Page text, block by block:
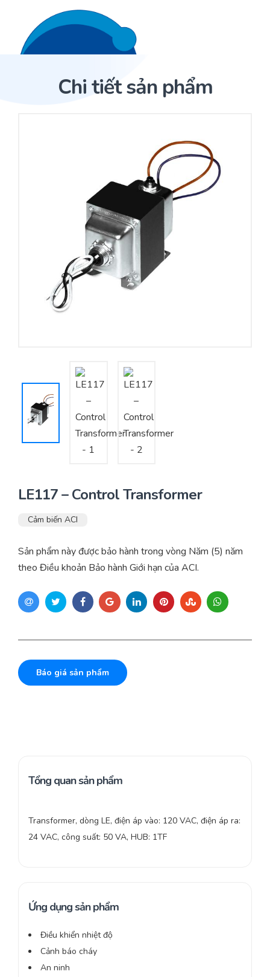
Trang Chủ
Nhà phân phối cảm biến
Nhà sản xuất thiết bị điều khiển
Cung cấp giải pháp quản lý cho toà nhà (BMS)
Bảo trì – Bảo dưỡng hệ thống
Tư vấn – Thiết kế – Cung cấp thiết bị HVAC
Thi công – Lắp đặt hệ thống HVAC
Yêu cầu báo giá
Chi tiết sản phẩm
LE117 – Control Transformer
Cảm biến ACI
Sản phẩm này được bảo hành trong vòng Năm (5) năm
theo Điều khoản Bảo hành Giới hạn của ACI.
Báo giá sản phẩm
Tổng quan sản phẩm
Transformer, dòng LE, điện áp vào: 120 VAC, điện áp ra:
24 VAC, công suất: 50 VA, HUB: 1TF
Ứng dụng sản phẩm
Điều khiển nhiệt độ
Cảnh báo cháy
An ninh